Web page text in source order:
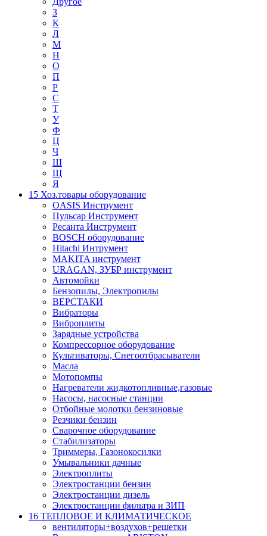
З
К
Л
М
Н
О
П
Р
С
Т
У
Ф
Ц
Ч
Ш
Щ
Я
15 Хоз.товары оборудование
OASIS Инструмент
Пульсар Инструмент
Ресанта Инструмент
BOSCH оборудование
Hitachi Интрумент
MAKITA инструмент
URAGAN, ЗУБР инструмент
Автомойки
Бензопилы, Электропилы
ВЕРСТАКИ
Вибраторы
Виброплиты
Зарядные устройства
Компрессорное оборудование
Культиваторы, Снегоотбрасыватели
Масла
Мотопомпы
Нагреватели жидкотопливные,газовые
Насосы, насосные станции
Отбойные молотки бензиновые
Резчики бензин
Сварочное оборудование
Стабилизаторы
Триммеры, Газонокосилки
Умывальники дачные
Электроплиты
Электростанции бензин
Электростанции дизель
Электростанции фильтра и ЗИП
16 ТЕПЛОВОЕ И КЛИМАТИЧЕСКОЕ
вентиляторы+воздухов+решетки